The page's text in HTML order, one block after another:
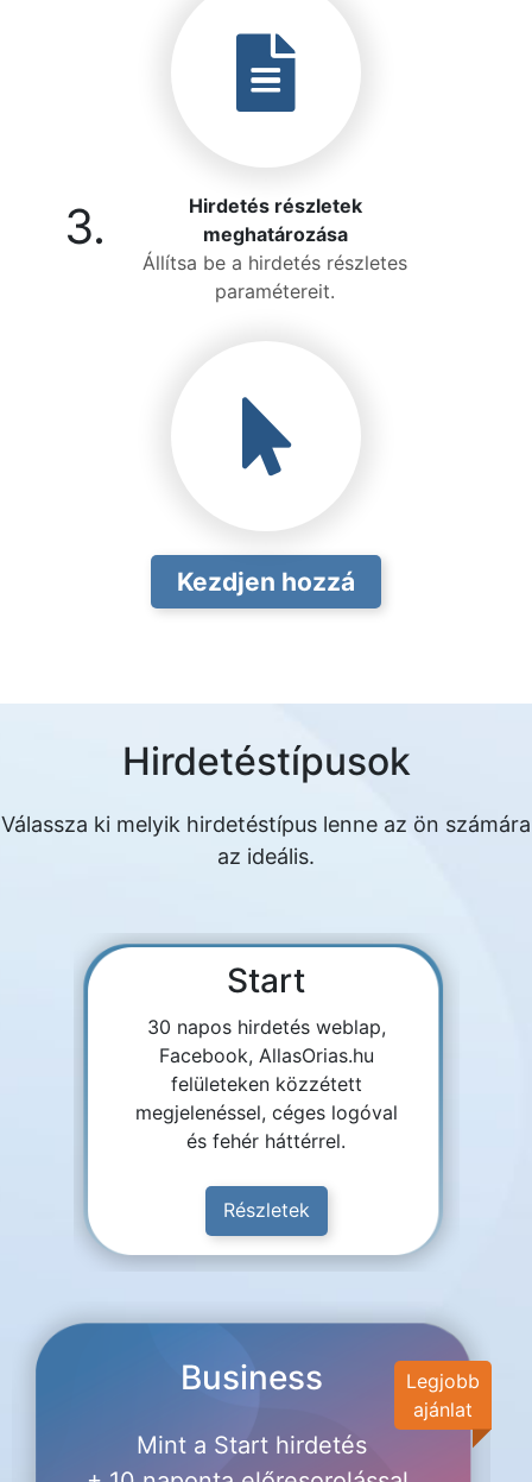
3.
Hirdetés részletek
meghatározása
Állítsa be a hirdetés részletes
paramétereit.
Kezdjen hozzá
Hirdetéstípusok
Válassza ki melyik hirdetéstípus lenne az ön számára
az ideális.
Start
30 napos hirdetés weblap,
Facebook, AllasOrias.hu
felületeken közzétett
megjelenéssel, céges logóval
és fehér háttérrel.
Részletek
Legjobb
ajánlat
Business
Mint a Start hirdetés